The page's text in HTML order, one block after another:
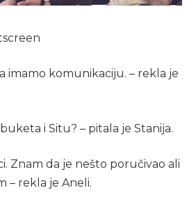
imamo komunikaciju. – rekla je
i Situ? – pitala je Stanija.
Znam da je nešto poručivao ali
– rekla je Aneli.